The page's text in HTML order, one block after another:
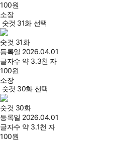
100원
소장
숫것 31화 선택
숫것 31화
등록일 2026.04.01
글자수 약 3.3천 자
100원
소장
숫것 30화 선택
숫것 30화
등록일 2026.04.01
글자수 약 3.1천 자
100원